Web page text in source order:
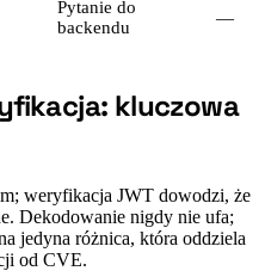
Pytanie do
backendu
—
kluczowa
weryfikacja JWT dowodzi, że
Dekodowanie nigdy nie ufa;
jedyna różnica, która oddziela
od CVE.